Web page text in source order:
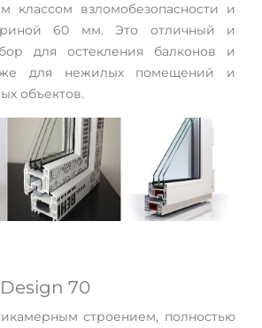
классом взломобезопасности и
60 мм. Это отличный и
для остекления балконов и
для нежилых помещений и
объектов.
70
строением, полностью